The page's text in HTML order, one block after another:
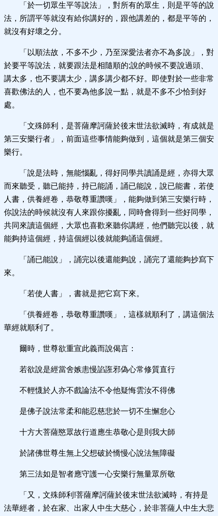
「於一切眾生平等說法」，對所有的眾生，則是平等的說
法，所謂平等就沒有給你講好的，跟他講差的，都是平等的，
就沒有好壞之分。
「以順法故，不多不少，乃至深愛法者亦不為多說」，對
於要平等說法，就要跟法是相隨順的;說的時候不要說過頭、
講太多，也不要講太少，講多講少都不好。即使對於一些非常
喜歡佛法的人，也不要為他多說一點，就是不多不少恰到好
處。
「文殊師利，是菩薩摩訶薩於後末世法欲滅時，有成就是
第三安樂行者」，前面這些事情能夠做到，這個就是第三個安
樂行。
「說是法時，無能惱亂，得好同學共讀誦是經，亦得大眾
而來聽受，聽已能持，持已能誦，誦已能說，說已能書，若使
人書，供養經卷，恭敬尊重讚嘆」，能夠做到第三安樂行時，
你說法的時候就沒有人來跟你擾亂，同時會得到一些好同學，
共同來讀這個經，大眾也喜歡來聽你講經，他們聽完以後，就
能夠持這個經，持這個經以後就能夠誦這個經。
「誦已能說」，誦完以後還能夠說，誦完了還能夠抄寫下
來。
「若使人書」，書就是把它寫下來。
「供養經卷，恭敬尊重讚嘆」，這樣就順利了，講這個法
華經就順利了。
爾時，世尊欲重宣此義而說偈言：
若欲說是經當舍嫉恚慢諂誑邪偽心常修質直行
不輕懱於人亦不戲論法不令他疑悔雲汝不得佛
是佛子說法常柔和能忍慈悲於一切不生懈怠心
十方大菩薩愍眾故行道應生恭敬心是則我大師
於諸佛世尊生無上父想破於憍慢心說法無障礙
第三法如是智者應守護一心安樂行無量眾所敬
「又，文殊師利!菩薩摩訶薩於後末世法欲滅時，有持是
法華經者，於在家、出家人中生大慈心，於非菩薩人中生大悲